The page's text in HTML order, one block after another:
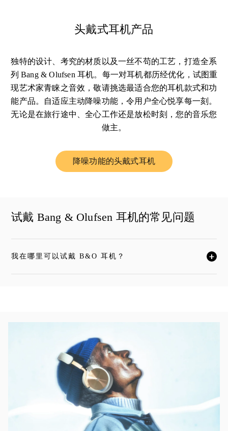
头戴式耳机产品
独特的设计、考究的材质以及一丝不苟的工艺，打造全系
列 Bang & Olufsen 耳机。每一对耳机都历经优化，试图重
现艺术家青睐之音效，敬请挑选最适合您的耳机款式和功
能产品。自适应主动降噪功能，令用户全心悦享每一刻。
无论是在旅行途中、全心工作还是放松时刻，您的音乐您
做主。
降噪功能的头戴式耳机
Link Opens in New Tab
试戴 Bang & Olufsen 耳机的常见问题
我在哪里可以试戴 B&O 耳机？
单击展开此描述，详细阅读